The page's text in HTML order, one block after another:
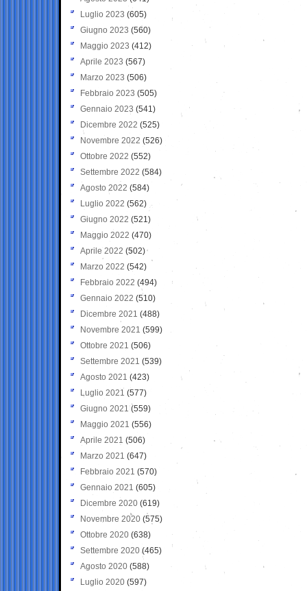
Luglio 2023 (605)
Giugno 2023 (560)
Maggio 2023 (412)
Aprile 2023 (567)
Marzo 2023 (506)
Febbraio 2023 (505)
Gennaio 2023 (541)
Dicembre 2022 (525)
Novembre 2022 (526)
Ottobre 2022 (552)
Settembre 2022 (584)
Agosto 2022 (584)
Luglio 2022 (562)
Giugno 2022 (521)
Maggio 2022 (470)
Aprile 2022 (502)
Marzo 2022 (542)
Febbraio 2022 (494)
Gennaio 2022 (510)
Dicembre 2021 (488)
Novembre 2021 (599)
Ottobre 2021 (506)
Settembre 2021 (539)
Agosto 2021 (423)
Luglio 2021 (577)
Giugno 2021(559)
Maggio 2021 (556)
Aprile 2021 (506)
Marzo 2021 (647)
Febbraio 2021 (570)
Gennaio 2021 (605)
Dicembre 2020 (619)
Novembre 2020 (575)
Ottobre 2020 (638)
Settembre 2020(465)
Agosto 2020 (588)
Luglio 2020 (597)